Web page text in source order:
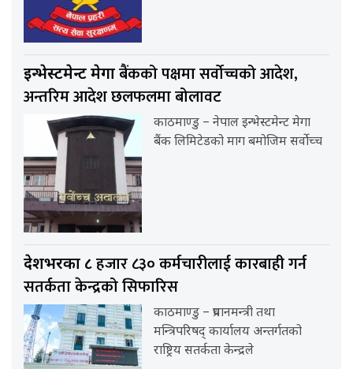
इन्भेस्टमेन्ट मेगाबैंकको पक्षमा सर्वाेच्चको आदेश,
अन्तरिम आदेश छलफलमा बोलावट
काठमाण्डु – नेपाल इन्भेस्टमेन्ट मेगा
बैंक लिमिटेडको माग बमोजिम सर्वोच्च
देशभरका ८हजार ८३० कर्मचारीलाई कारबाही गर्न
सतर्कता केन्द्रको सिफारिस
काठमाण्डु – प्रधानमन्त्री तथा
मन्त्रिपरिषद् कार्यालय अन्तर्गतको
राष्ट्रिय सतर्कता केन्द्रले